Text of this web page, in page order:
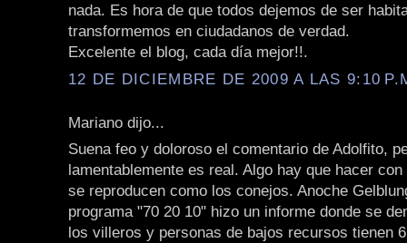
nada. Es hora de que todos dejemos de ser
transformemos en ciudadanos de verdad.
Excelente el blog, cada día mejor!!.
12 DE DICIEMBRE DE 2009 A LAS 9:10
Mariano dijo...
Suena feo y doloroso el comentario de Adolfito,
lamentablemente es real. Algo hay que hacer
se reproducen como los conejos. Anoche
programa "70 20 10" hizo un informe donde se
los villeros y personas de bajos recursos tienen